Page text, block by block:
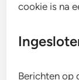
cookie is na
Berichten op